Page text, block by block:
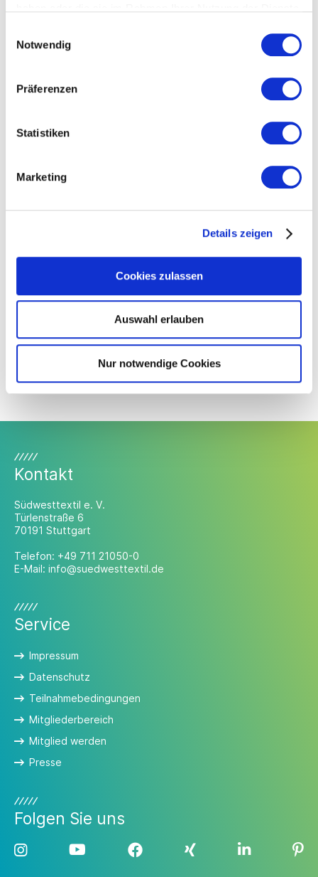
Notwendig
Präferenzen
Statistiken
Marketing
Details zeigen
Cookies zulassen
Auswahl erlauben
Nur notwendige Cookies
Mitglied folgen:
Kontakt
Südwesttextil e. V.
Türlenstraße 6
70191 Stuttgart
Telefon: +49 711 21050-0
E-Mail: info@suedwesttextil.de
Service
Impressum
Datenschutz
Teilnahmebedingungen
Mitgliederbereich
Mitglied werden
Presse
Folgen Sie uns